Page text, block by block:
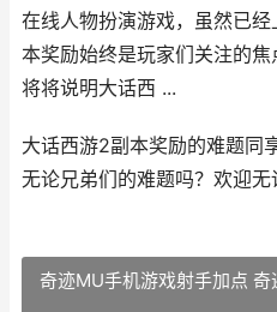
在线人物扮演游戏，虽然已
本奖励始终是玩家们关注的
将将说明大话西 ...
大话西游2副本奖励的难题同
无论兄弟们的难题吗？欢迎无
奇迹MU手机游戏射手加点